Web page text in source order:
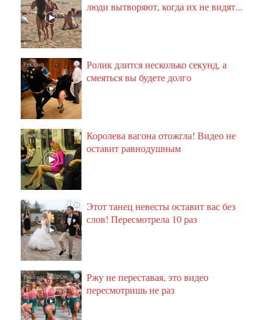
люди вытворяют, когда их не видят...
i
Ролик длится несколько секунд, а
смеяться вы будете долго
i
Королева вагона отожгла! Видео не
оставит равнодушным
i
Этот танец невесты оставит вас без
слов! Пересмотрела 10 раз
i
Ржу не переставая, это видео
пересмотришь не раз